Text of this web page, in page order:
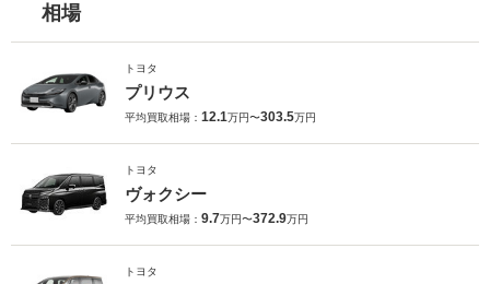
相場
トヨタ
プリウス
平均買取相場： 12.1万円〜303.5万円
トヨタ
ヴォクシー
平均買取相場： 9.7万円〜372.9万円
トヨタ